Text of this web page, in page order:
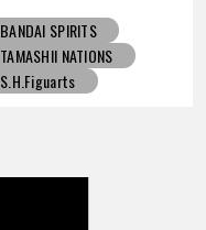
BANDAI SPIRITS
TAMASHII NATIONS
S.H.Figuarts